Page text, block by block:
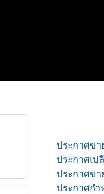
ประกาศข
ประกาศเป
ประกาศข
ประกาศกำ